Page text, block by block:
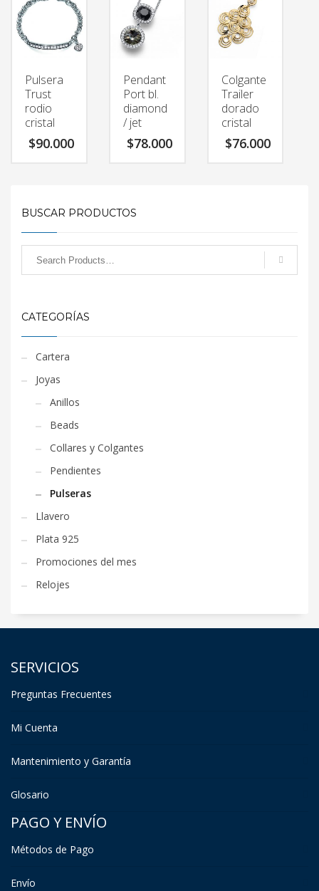
Pulsera
Trust
rodio
cristal
$90.000
Pendant
Port bl.
diamond
/ jet
$78.000
Colgante
Trailer
dorado
cristal
$76.000
BUSCAR PRODUCTOS
CATEGORÍAS
Cartera
Joyas
Anillos
Beads
Collares y Colgantes
Pendientes
Pulseras
Llavero
Plata 925
Promociones del mes
Relojes
SERVICIOS
Preguntas Frecuentes
Mi Cuenta
Mantenimiento y Garantía
Glosario
PAGO Y ENVÍO
Métodos de Pago
Envío